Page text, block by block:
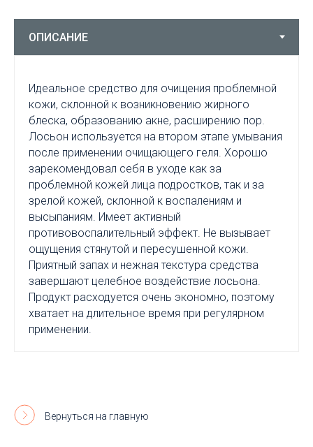
Идеальное средство для очищения проблемной
кожи, склонной к возникновению жирного
блеска, образованию акне, расширению пор.
Лосьон используется на втором этапе умывания
после применении очищающего геля. Хорошо
зарекомендовал себя в уходе как за
проблемной кожей лица подростков, так и за
зрелой кожей, склонной к воспалениям и
высыпаниям. Имеет активный
противовоспалительный эффект. Не вызывает
ощущения стянутой и пересушенной кожи.
Приятный запах и нежная текстура средства
завершают целебное воздействие лосьона.
Продукт расходуется очень экономно, поэтому
хватает на длительное время при регулярном
применении.
Вернуться на главную